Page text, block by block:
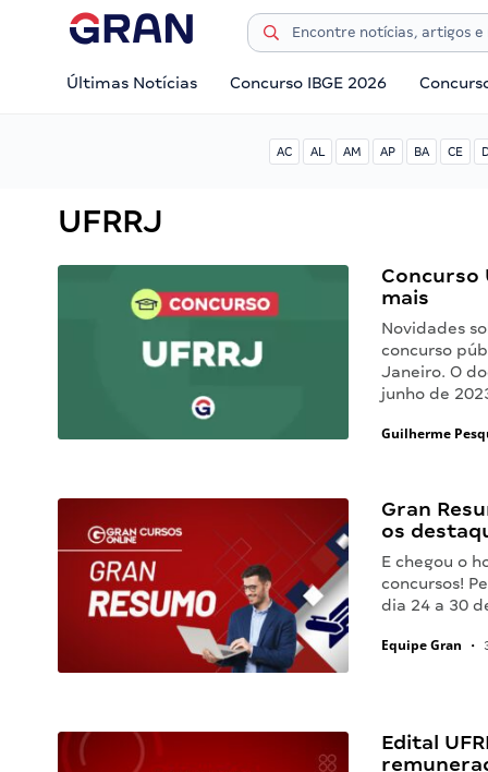
Últimas Notícias Concurso IBGE 2026
AC AL AM AP BA CE
UFRRJ
Concurso
mais
Novidades
concurso
Janeiro. O
junho de
Guilherme
Gran
os
E chegou o
concursos!
dia 24 a 30
Equipe Gran •
Edital